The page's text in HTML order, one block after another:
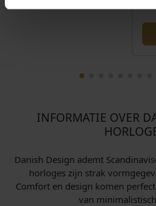
INFORMATIE OVER
Danish Design ademt
horloges zijn strak
Comfort en design komen
van